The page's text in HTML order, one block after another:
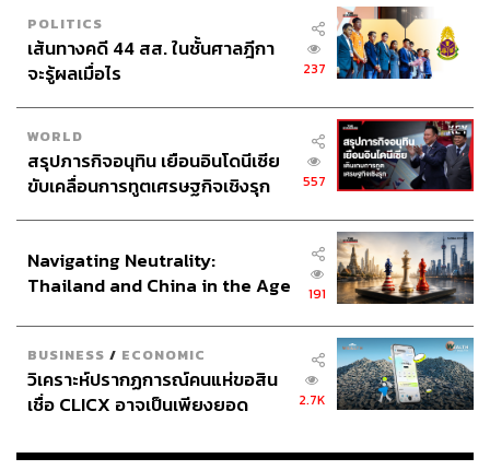
POLITICS
เส้นทางคดี 44 สส. ในชั้นศาลฎีกา
จะรู้ผลเมื่อไร
237
WORLD
สรุปภารกิจอนุทิน เยือนอินโดนีเซีย
ขับเคลื่อนการทูตเศรษฐกิจเชิงรุก
557
Navigating Neutrality:
Thailand and China in the Age
191
BUSINESS / ECONOMIC
วิเคราะห์ปรากฏการณ์คนแห่ขอสิน
เชื่อ CLICX อาจเป็นเพียงยอด
เรือนไทยที่ถูกซุกไว้
2.7K